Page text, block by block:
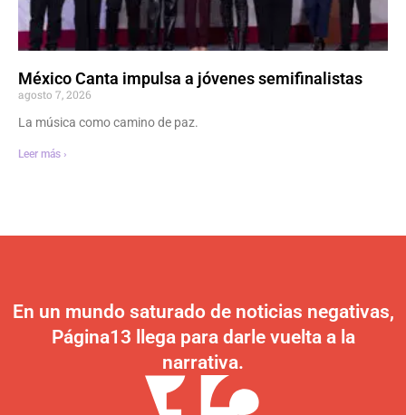
México Canta impulsa a jóvenes semifinalistas
agosto 7, 2026
La música como camino de paz.
Leer más ›
En un mundo saturado de noticias negativas,
Página13 llega para darle vuelta a la
narrativa.